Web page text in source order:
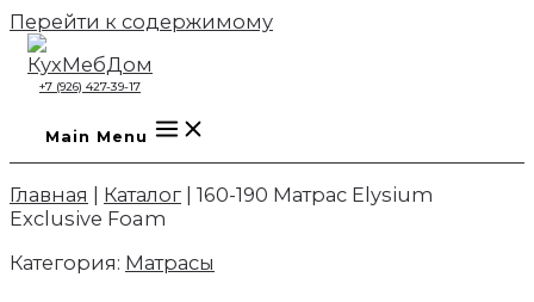
Перейти к содержимому
+7 (926) 427-39-17
Main Menu
Главная Каталог
160-190 Матрас Elysium
Exclusive Foam
Категория: Матрасы